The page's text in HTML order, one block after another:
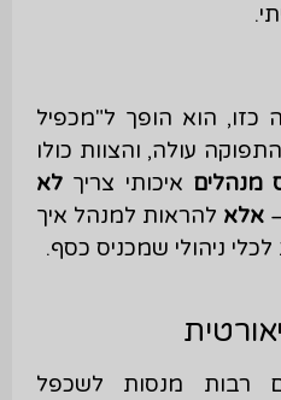
כזו, הוא הופך ל"מכפיל
עולה, והצוות כולו
מנהלים איכותי צריך לא
אלא להראות למנהל איך
ניהולי שמכניס כסף.
רבות מנסות לשכפל